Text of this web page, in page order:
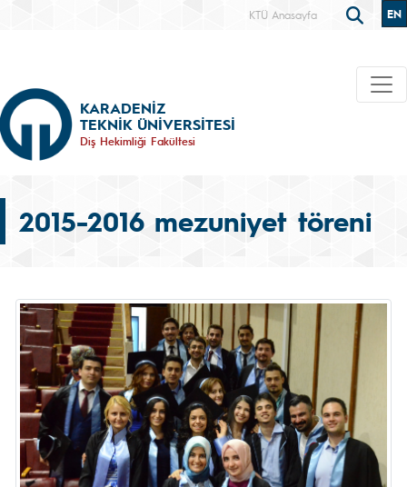
KTÜ Anasayfa EN
KARADENİZ
TEKNİK ÜNİVERSİTESİ
Diş Hekimliği Fakültesi
2015-2016 mezuniyet töreni